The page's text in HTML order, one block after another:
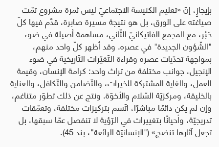
بإيجازٍ، إنّ «تعليم الكنيسة الاجتماعيّ ليس ثمرة مشروع تمّت
صياغته على الورق، بل هو نتيجة مسيرة صابرة، قدَّم فيها كلّ
حَبْر، مع المجمع الفاتيكانيّ الثّاني، مساهمة أصيلة في ضوء
"الشّؤون الجديدة" في عصره. وقد أظهر كلّ واحد منهم،
بمواجهة تحدّيات عصره وقراءة التّغيّرات التّاريخية في ضوء
الإنجيل، جوانب مختلفة من تراث واحد: كرامة الإنسان، وقيمة
العمل، والغاية المشتركة للخيرات، والتّضامن والتّكافل، والعناية
بالخليقة، ومركزيّة السّلام والأخوّة. ونتج عن ذلك تطوّر متناغم،
وإن لم يكن دائمًا مباشرًا، اتّسم بتركيزات مختلفة، وتعمّقات
تدريجيّة، وأحيانًا بتغييرات في الرّؤية لا تنفصل عمّا سبقها، بل
تجعل آثارها تنضج»("الإنسانيّة الرائعة"، بند 45).